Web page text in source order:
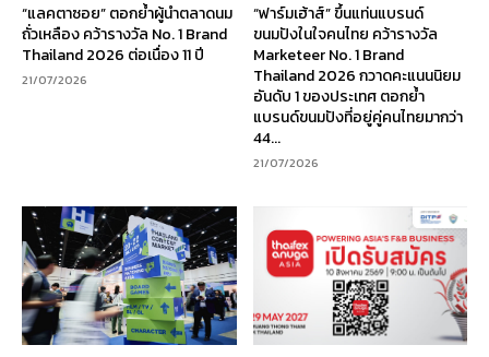
“แลคตาซอย” ตอกย้ำผู้นำตลาดนม
ถั่วเหลือง คว้ารางวัล No. 1 Brand
Thailand 2026 ต่อเนื่อง 11 ปี
21/07/2026
“ฟาร์มเฮ้าส์” ขึ้นแท่นแบรนด์
ขนมปังในใจคนไทย คว้ารางวัล
Marketeer No. 1 Brand
Thailand 2026 กวาดคะแนนนิยม
อันดับ 1 ของประเทศ ตอกย้ำ
แบรนด์ขนมปังที่อยู่คู่คนไทยมากว่า
44...
21/07/2026